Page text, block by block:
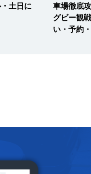
土日に
車場徹底
グビー観
い・予約